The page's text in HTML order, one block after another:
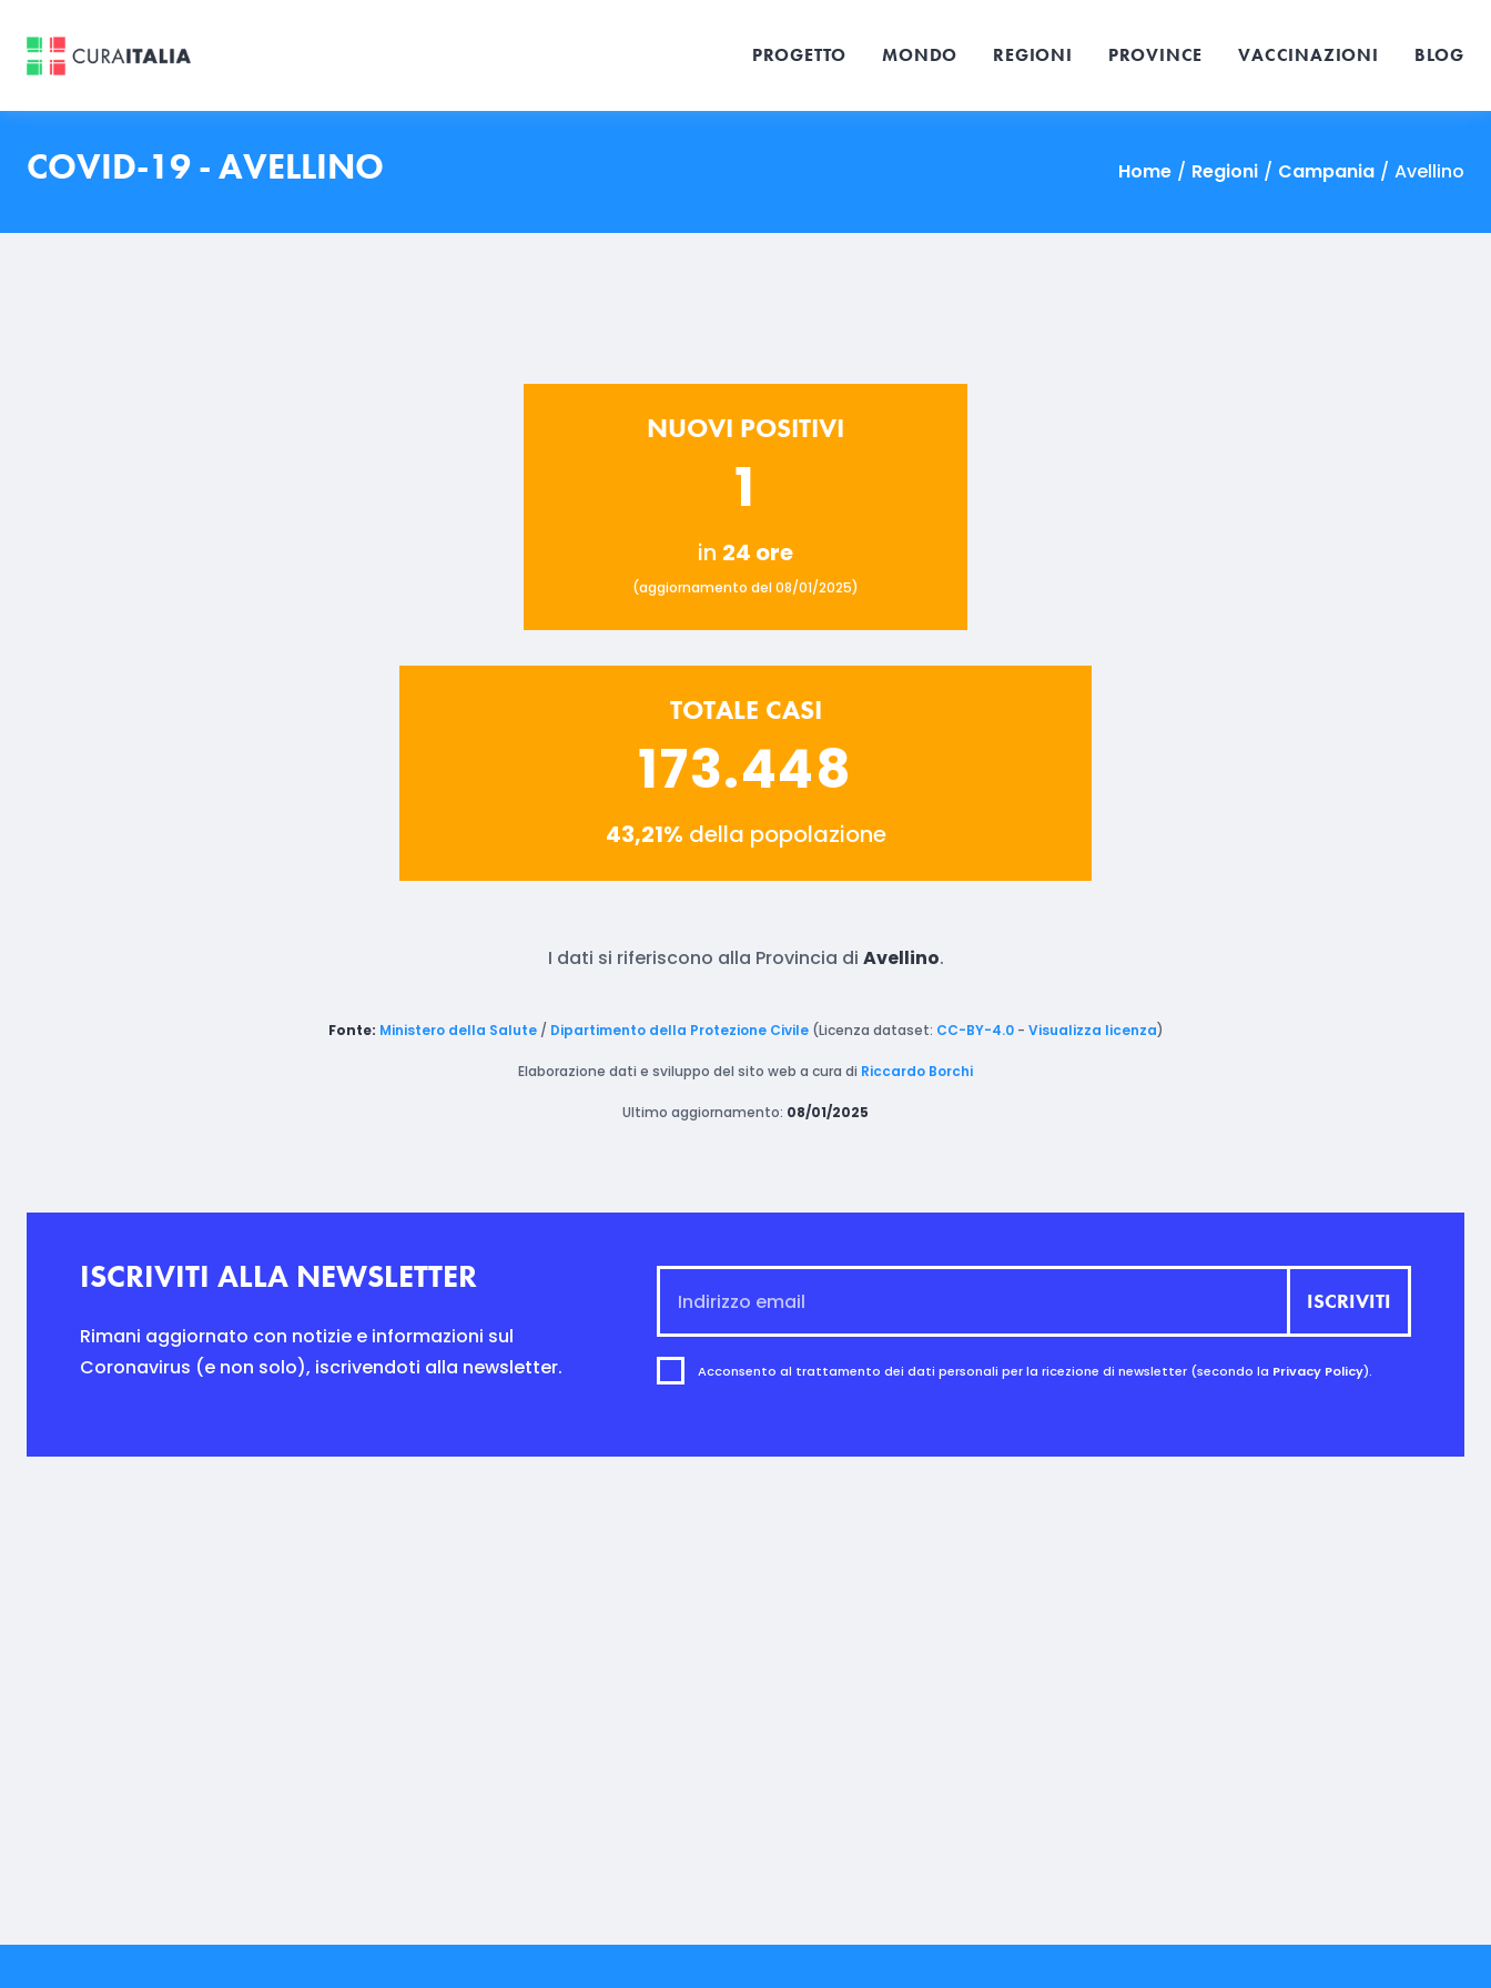
PROGETTO MONDO REGIONI PROVINCE VACCINAZIONI BLOG
COVID-19 - AVELLINO Home / Regioni / Campania / Avellino
NUOVI POSITIVI
1
in 24 ore
(aggiornamento del 08/01/2025)
TOTALE CASI
173.448
43,21% della popolazione
I dati si riferiscono alla Provincia di Avellino.
Fonte: Ministero della Salute/ Dipartimento della Protezione Civile(Licenza dataset: CC-BY-4.0- Visualizza licenza)
Elaborazione dati e sviluppo del sito web a cura di Riccardo Borchi
Ultimo aggiornamento: 08/01/2025
ISCRIVITI ALLA NEWSLETTER
Rimani aggiornato con notizie e informazioni sul
Coronavirus (e non solo), iscrivendoti alla newsletter.
Acconsento al trattamento dei dati personali per la ricezione di newsletter (secondo la Privacy Policy).